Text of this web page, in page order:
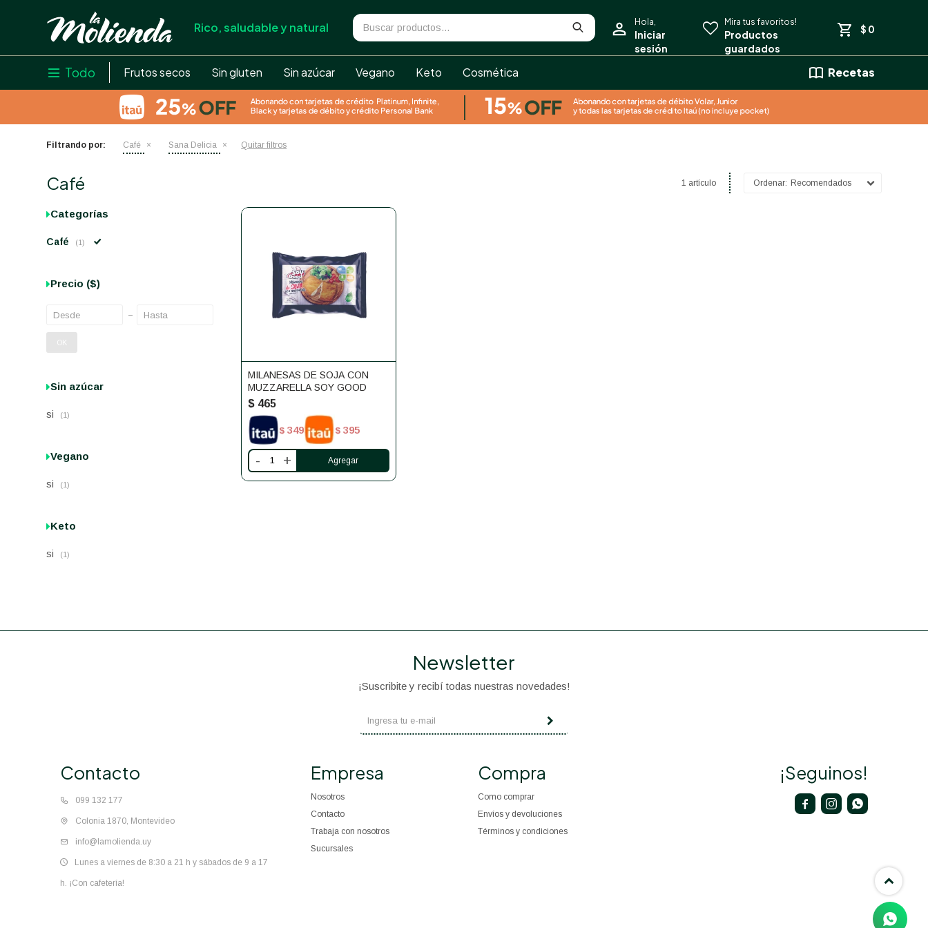
Rico, saludable y natural
 Todo Frutos secos Sin gluten Sin azúcar Vegano Keto Cosmética Recetas
$ 0
Filtrando por: Café Sana Delicia Quitar filtros
1 artículo Recomendados
MILANESAS DE SOJA CON
MUZZARELLA SOY GOOD
$ 465
$ 349 $ 395
- +
Café
Categorías
Café (1)
Precio ($)
OK
Sin azúcar
si (1)
Vegano
si (1)
Keto
si (1)
Contacto
099 132 177
Colonia 1870, Montevideo
info@lamolienda.uy
Lunes a viernes de 8:30 a 21 h y sábados de 9 a 17
h. ¡Con cafetería!
Empresa
Nosotros
Contacto
Trabaja con nosotros
Sucursales
Compra
Como comprar
Envíos y devoluciones
Términos y condiciones
Newsletter
¡Suscribite y recibí todas nuestras novedades!
¡Seguinos!
  
close
store
local_shipping
credit_card
help